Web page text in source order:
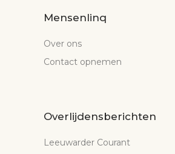
Mensenlinq
Over ons
Contact opnemen
Overlijdensberichten
Leeuwarder Courant